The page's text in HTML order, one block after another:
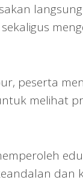
peserta
melihat
dan